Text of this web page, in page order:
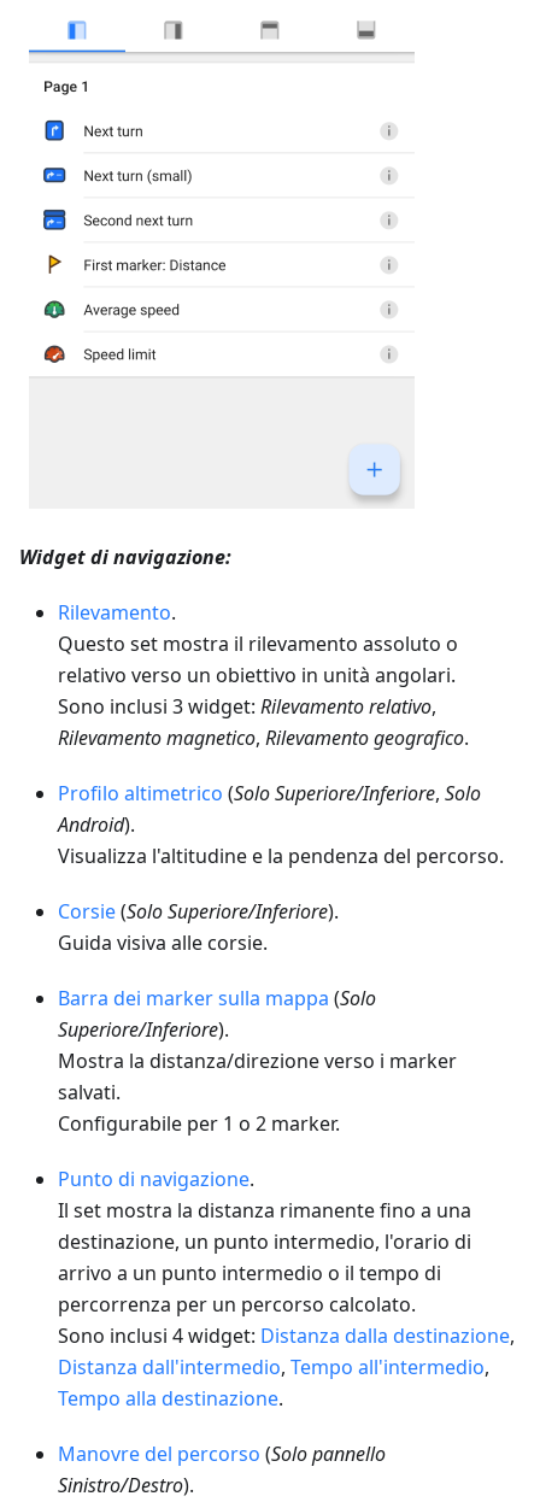
Widget di navigazione:
Rilevamento.
Questo set mostra il rilevamento assoluto o
relativo verso un obiettivo in unità angolari.
Sono inclusi 3 widget: Rilevamento relativo,
Rilevamento magnetico, Rilevamento geografico.
Profilo altimetrico (Solo Superiore/Inferiore, Solo
Android).
Visualizza l'altitudine e la pendenza del percorso.
Corsie(Solo Superiore/Inferiore).
Guida visiva alle corsie.
Barra dei marker sulla mappa (Solo
Superiore/Inferiore).
Mostra la distanza/direzione verso i marker
salvati.
Configurabile per 1 o 2 marker.
Punto di navigazione.
Il set mostra la distanza rimanente fino a una
destinazione, un punto intermedio, l'orario di
arrivo a un punto intermedio o il tempo di
percorrenza per un percorso calcolato.
Sono inclusi 4 widget: Distanza dalla destinazione,
Distanza dall'intermedio, Tempo all'intermedio,
Tempo alla destinazione.
Manovre del percorso (Solo pannello
Sinistro/Destro).